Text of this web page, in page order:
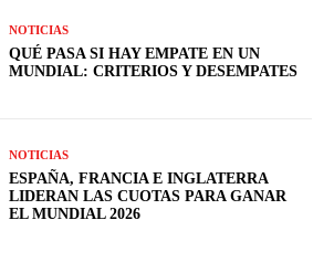
NOTICIAS
QUÉ PASA SI HAY EMPATE EN UN
MUNDIAL: CRITERIOS Y DESEMPATES
NOTICIAS
ESPAÑA, FRANCIA E INGLATERRA
LIDERAN LAS CUOTAS PARA GANAR
EL MUNDIAL 2026